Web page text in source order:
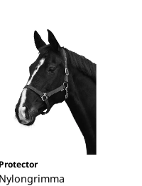
Protector
Nylongrimma